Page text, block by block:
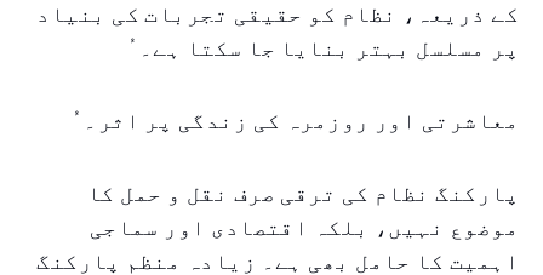
کے ذریعہ، نظام کو حقیقی تجربات کی بنیاد
پر مسلسل بہتر بنایا جا سکتا ہے۔ ُ
معاشرتی اور روزمرہ کی زندگی پر اثر۔ ُ
پارکنگ نظام کی ترقی صرف نقل و حمل کا
موضوع نہیں، بلکہ اقتصادی اور سماجی
اہمیت کا حامل بھی ہے۔ زیادہ منظم پارکنگ